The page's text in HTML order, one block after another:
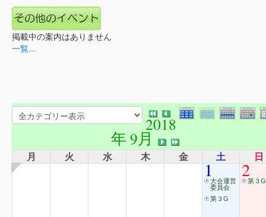
掲載中の案内はありません
一覧...
2018
年 9月
月 火 水 木 金 土 日
1大会運営
委員会
第３G
2第３G